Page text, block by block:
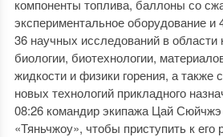
компоненты топлива, баллоны со
экспериментальное оборудование и
36 научных исследований в области
биологии, биотехнологии,
жидкости и физики горения, а также
новых технологий прикладного
08:26 командир экипажа Цай
«Тяньчжоу», чтобы приступить к его